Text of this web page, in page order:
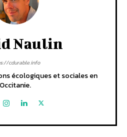
Naulin
cdurable.info
écologiques et sociales en
Occitanie.